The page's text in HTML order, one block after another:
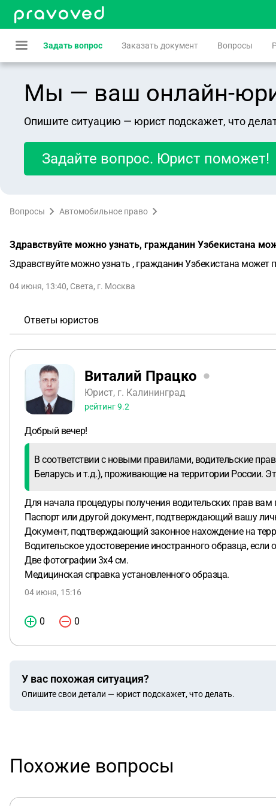
Задать вопрос Заказать документ Вопросы
Мы — ваш онлайн-
Опишите ситуацию — юрист подскажет, что
Задайте вопрос. Юрист поможет!
Вопросы Автомобильное право
Здравствуйте можно узнать, гражданин Узбекистана
Здравствуйте можно узнать , гражданин Узбекистана может
04 июня, 13:40, Света, г. Москва
Ответы юристов
Виталий Працко
Юрист, г. Калининград
рейтинг9.2
Добрый вечер!
В соответствии с новыми правилами, водительские
Беларусь и т.д.), проживающие на территории России.
Для начала процедуры получения водительских прав
Паспорт или другой документ, подтверждающий вашу
Документ, подтверждающий законное нахождение на
Водительское удостоверение иностранного образца,
Две фотографии 3х4 см.
Медицинская справка установленного образца.
04 июня, 15:16
0 0
У вас похожая ситуация?
Опишите свои детали — юрист подскажет, что делать.
Похожие вопросы